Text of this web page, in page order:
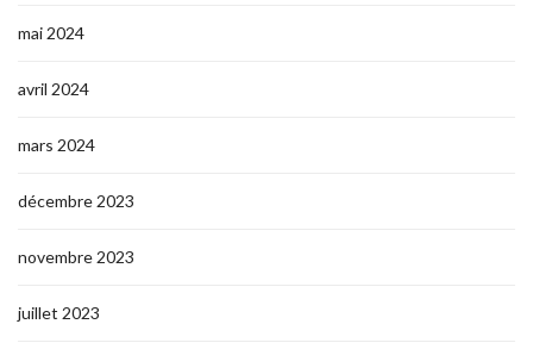
mai 2024
avril 2024
mars 2024
décembre 2023
novembre 2023
juillet 2023